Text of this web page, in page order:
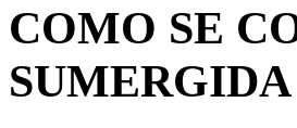
COMO SE
SUMERGIDA